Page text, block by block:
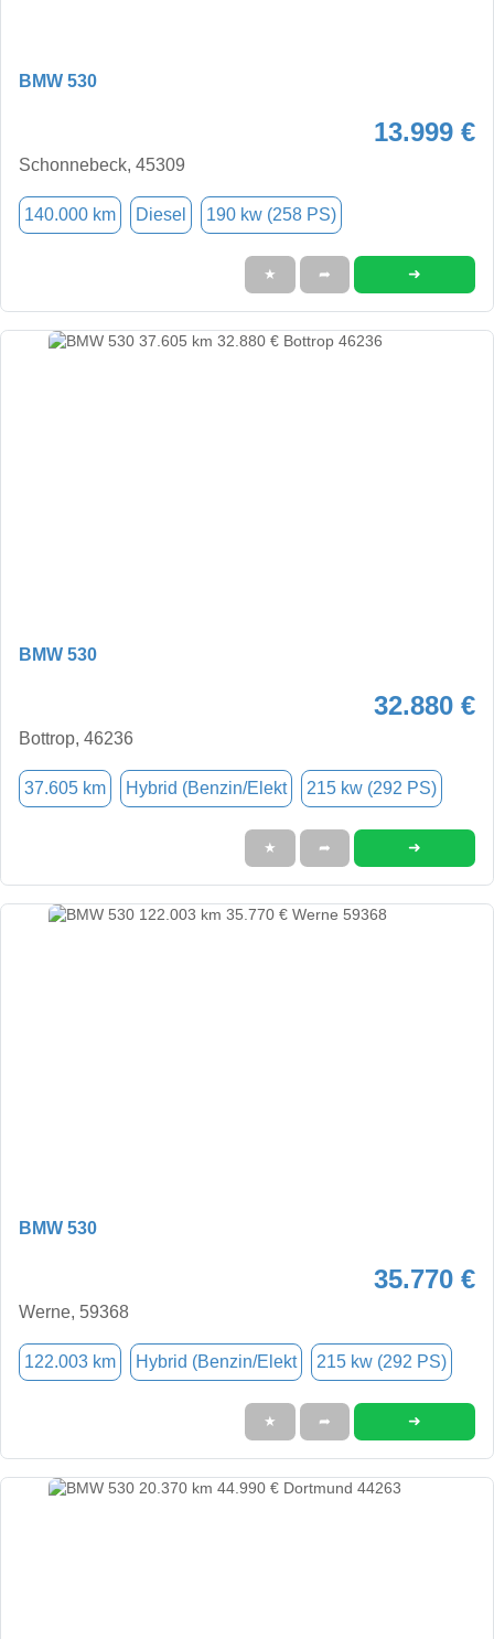
BMW 530
13.999 €
Schonnebeck, 45309
140.000 km Diesel 190 kw (258 PS)
★ ➦ ➜
BMW 530
32.880 €
Bottrop, 46236
37.605 km Hybrid (Benzin/Elekt 215 kw (292 PS)
★ ➦ ➜
BMW 530
35.770 €
Werne, 59368
122.003 km Hybrid (Benzin/Elekt 215 kw (292 PS)
★ ➦ ➜